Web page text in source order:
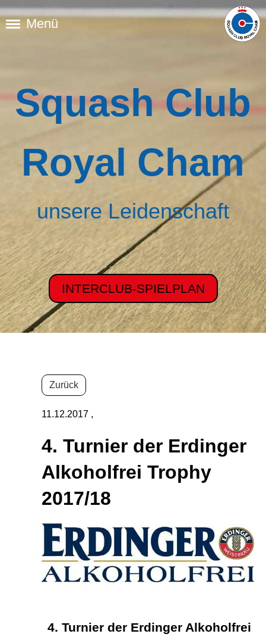
Menü
Squash Club
Royal Cham
unsere Leidenschaft
INTERCLUB-SPIELPLAN
Zurück
11.12.2017 ,
4. Turnier der Erdinger
Alkoholfrei Trophy
2017/18
4. Turnier der Erdinger Alkoholfrei